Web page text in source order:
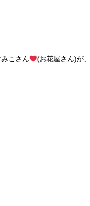
こさん (お花屋さん)が